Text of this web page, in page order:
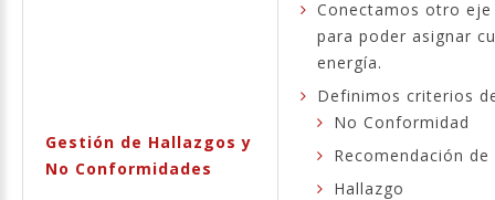
Gestión de Hallazgos y
No Conformidades
Conectamos otro
para poder asignar
energía.
Definimos criterios
No Conformidad
Recomendación
Hallazgo